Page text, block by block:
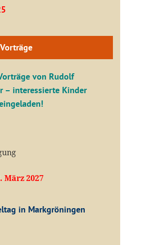
orträge von Rudolf
– interessierte Kinder
März 2027
in Markgröningen